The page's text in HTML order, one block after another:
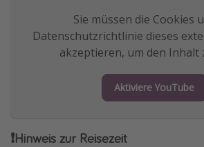
Sie müssen die Cookies
Datenschutzrichtlinie dieses
akzeptieren, um den Inhalt
Aktiviere YouTube
❗️Hinweis zur Reisezeit